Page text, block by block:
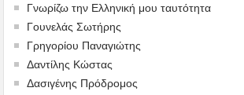
Γνωρίζω την Ελληνική μου ταυτότητα
Γουνελάς Σωτήρης
Γρηγορίου Παναγιώτης
Δαντίλης Κώστας
Δασιγένης Πρόδρομος